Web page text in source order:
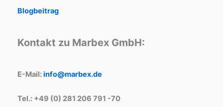
Blogbeitrag
Kontakt zu Marbex GmbH:
E-Mail:info@marbex.de
Tel.: +49 (0) 281 206 791 -70